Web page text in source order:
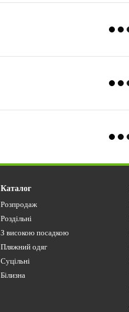
Каталог
Розпродаж
Роздільні
З високою посадкою
Пляжний одяг
Суцільні
Білизна